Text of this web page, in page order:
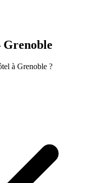
à Grenoble ?